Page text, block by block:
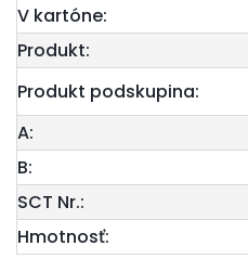
V kartóne:
Produkt:
Produkt podskupina:
A:
B:
SCT Nr.:
Hmotnosť: